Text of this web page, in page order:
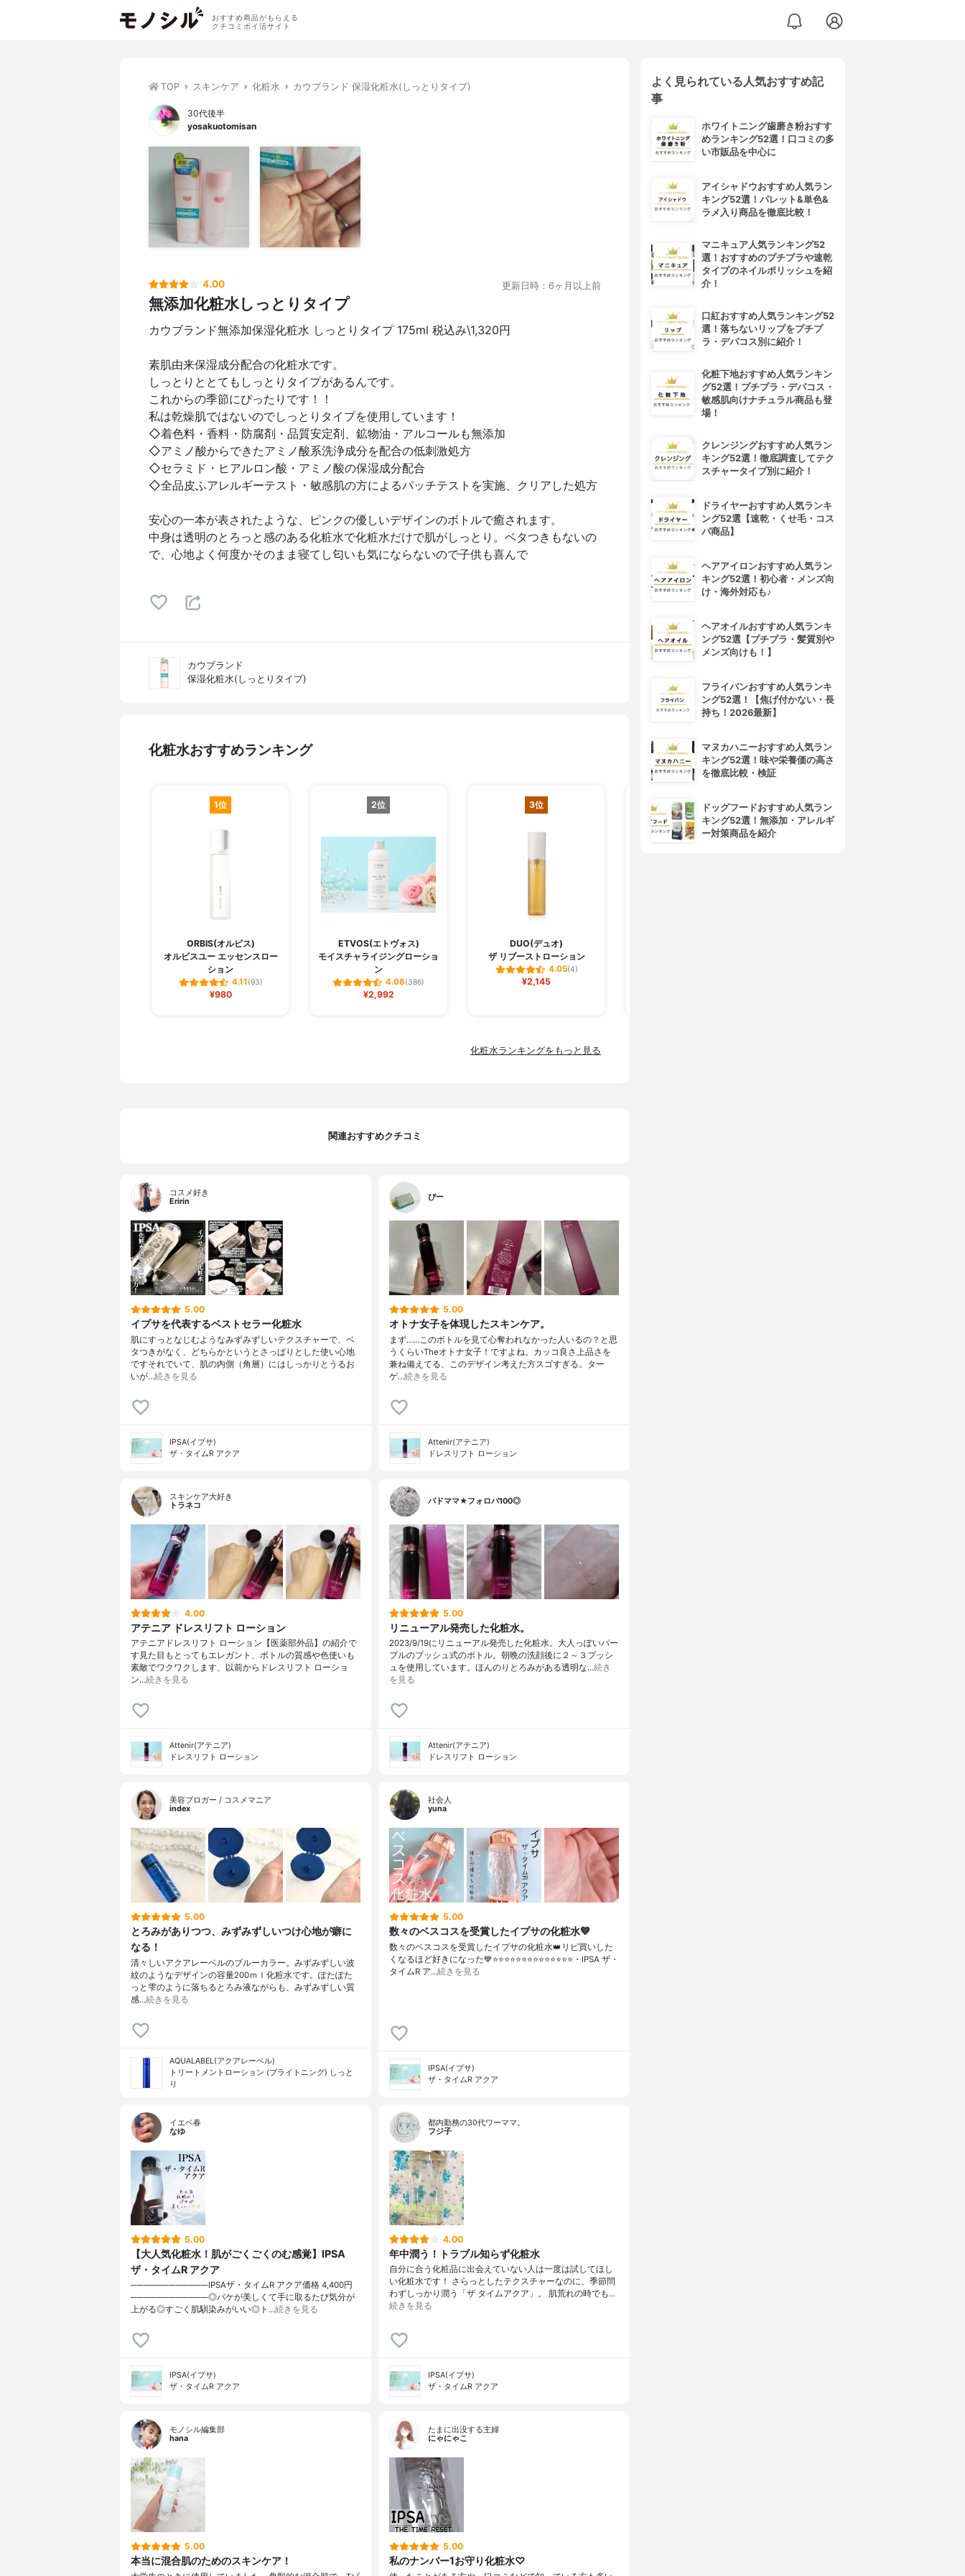
おすすめ商品がもらえる
クチコミポイ活サイト
TOP スキンケア 化粧水 カウブランド 保湿化粧水(しっとりタイプ)
30代後半
yosakuotomisan
4.00 更新日時：6ヶ月以上前
無添加化粧水しっとりタイプ
カウブランド無添加保湿化粧水 しっとりタイプ 175ml 税込み\1,320円
素肌由来保湿成分配合の化粧水です。
しっとりととてもしっとりタイプがあるんです。
これからの季節にぴったりです！！
私は乾燥肌ではないのでしっとりタイプを使用しています！
◇着色料・香料・防腐剤・品質安定剤、鉱物油・アルコールも無添加
◇アミノ酸からできたアミノ酸系洗浄成分を配合の低刺激処方
◇セラミド・ヒアルロン酸・アミノ酸の保湿成分配合
◇全品皮ふアレルギーテスト・敏感肌の方によるパッチテストを実施、クリアした処方
安心の一本が表されたような、ピンクの優しいデザインのボトルで癒されます。
中身は透明のとろっと感のある化粧水で化粧水だけで肌がしっとり。ベタつきもないの
で、心地よく何度かそのまま寝てし匂いも気にならないので子供も喜んで
カウブランド
保湿化粧水(しっとりタイプ)
化粧水おすすめランキング
1位
ORBIS(オルビス)
オルビスユー エッセンスロー
ション
4.11(93)
¥980
2位
ETVOS(エトヴォス)
モイスチャライジングローショ
ン
4.08(386)
¥2,992
3位
DUO(デュオ)
ザ リブーストローション
4.05(4)
¥2,145
4位
化粧水ランキングをもっと見る
関連おすすめクチコミ
コスメ好き
Eririn
5.00
イプサを代表するベストセラー化粧水
肌にすっとなじむようなみずみずしいテクスチャーで、ベ
タつきがなく、どちらかというとさっぱりとした使い心地
ですそれでいて、肌の内側（角層）にはしっかりとうるお
いが…続きを見る
IPSA(イプサ)
ザ・タイムR アクア
ぴー
5.00
オトナ女子を体現したスキンケア。
まず……このボトルを見て心奪われなかった人いるの？と思
うくらいTheオトナ女子！ですよね。カッコ良さ上品さを
兼ね備えてる、このデザイン考えた方スゴすぎる。ター
ゲ…続きを見る
Attenir(アテニア)
ドレスリフト ローション
スキンケア大好き
トラネコ
4.00
アテニア ドレスリフト ローション
アテニアドレスリフト ローション【医薬部外品】の紹介で
す見た目もとってもエレガント、ボトルの質感や色使いも
素敵でワクワクします、以前からドレスリフト ローショ
ン…続きを見る
Attenir(アテニア)
ドレスリフト ローション
バドママ★フォロバ100◎
5.00
リニューアル発売した化粧水。
2023/9/19にリニューアル発売した化粧水。大人っぽいパー
プルのプッシュ式のボトル。朝晩の洗顔後に２～３プッシ
ュを使用しています。ほんのりとろみがある透明な…続き
を見る
Attenir(アテニア)
ドレスリフト ローション
美容ブロガー / コスメマニア
index
5.00
とろみがありつつ、みずみずしいつけ心地が癖に
なる！
清々しいアクアレーベルのブルーカラー。みずみずしい波
紋のようなデザインの容量200ｍｌ化粧水です。ぽたぽた
っと雫のように落ちるとろみ液ながらも、みずみずしい質
感…続きを見る
AQUALABEL(アクアレーベル)
トリートメントローション (ブライトニング) しっと
り
社会人
yuna
5.00
数々のベスコスを受賞したイプサの化粧水💙
数々のベスコスを受賞したイプサの化粧水👑リピ買いした
くなるほど好きになった💙⭐️⭐️⭐️⭐️⭐️⭐️⭐️⭐️⭐️⭐️⭐️⭐️⭐️⭐️・IPSA ザ・
タイムR ア…続きを見る
IPSA(イプサ)
ザ・タイムR アクア
イエベ春
なゆ
5.00
【大人気化粧水！肌がごくごくのむ感覚】IPSA
ザ・タイムR アクア
────────────IPSAザ・タイムR アクア価格 4,400円
────────────◎パケが美しくて手に取るたび気分が
上がる◎すごく肌馴染みがいい◎ト…続きを見る
IPSA(イプサ)
ザ・タイムR アクア
都内勤務の30代ワーママ。
フジ子
4.00
年中潤う！トラブル知らず化粧水
自分に合う化粧品に出会えていない人は一度は試してほし
い化粧水です！ さらっとしたテクスチャーなのに、季節問
わずしっかり潤う「ザ タイムアクア」。 肌荒れの時でも…
続きを見る
IPSA(イプサ)
ザ・タイムR アクア
モノシル編集部
hana
5.00
本当に混合肌のためのスキンケア！
たまに出没する主婦
にゃにゃこ
5.00
私のナンバー1お守り化粧水♡
よく見られている人気おすすめ記
事
ホワイトニング歯磨き粉おすす
めランキング52選！口コミの多
い市販品を中心に
アイシャドウおすすめ人気ラン
キング52選！パレット&単色&
ラメ入り商品を徹底比較！
マニキュア人気ランキング52
選！おすすめのプチプラや速乾
タイプのネイルポリッシュを紹
介！
口紅おすすめ人気ランキング52
選！落ちないリップをプチプ
ラ・デパコス別に紹介！
化粧下地おすすめ人気ランキン
グ52選！プチプラ・デパコス・
敏感肌向けナチュラル商品も登
場！
クレンジングおすすめ人気ラン
キング52選！徹底調査してテク
スチャータイプ別に紹介！
ドライヤーおすすめ人気ランキ
ング52選【速乾・くせ毛・コス
パ商品】
ヘアアイロンおすすめ人気ラン
キング52選！初心者・メンズ向
け・海外対応も♪
ヘアオイルおすすめ人気ランキ
ング52選【プチプラ・髪質別や
メンズ向けも！】
フライパンおすすめ人気ランキ
ング52選！【焦げ付かない・長
持ち！2026最新】
マヌカハニーおすすめ人気ラン
キング52選！味や栄養価の高さ
を徹底比較・検証
ドッグフードおすすめ人気ラン
キング52選！無添加・アレルギ
ー対策商品を紹介